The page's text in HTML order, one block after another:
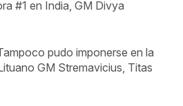
#1 en India, GM Divya
pudo imponerse en la
GM Stremavicius, Titas